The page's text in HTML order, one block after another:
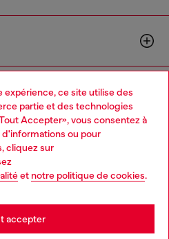
expérience, ce site utilise des
partie et des technologies
Accepter», vous consentez à
d'informations ou pour
cliquez sur
et notre politique de cookies.
accepter
Language: FR
website, but it seems you